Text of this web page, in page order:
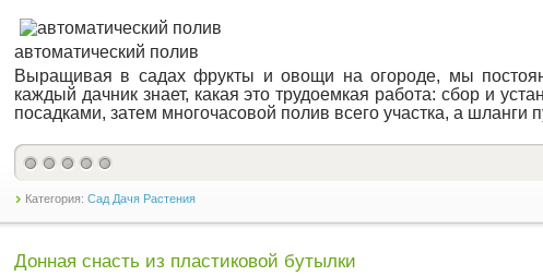
автоматический полив
Выращивая в садах фрукты и овощи на огороде, мы
каждый дачник знает, какая это трудоемкая работа: сбор и
посадками, затем многочасовой полив всего участка, а шланги
Категория: Сад Дачя Растения
Донная снасть из пластиковой бутылки